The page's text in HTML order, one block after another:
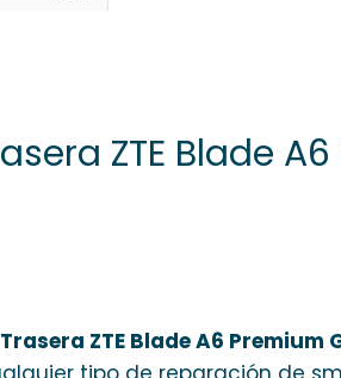
ZTE Blade
ZTE Blade A6 Premium